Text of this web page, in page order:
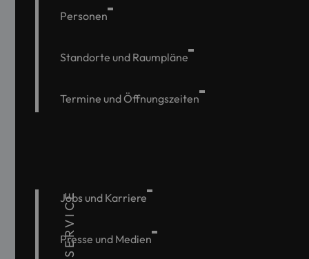
Personen
Standorte und Raumpläne
Termine und Öffnungszeiten
SERVICE
Jobs und Karriere
Presse und Medien